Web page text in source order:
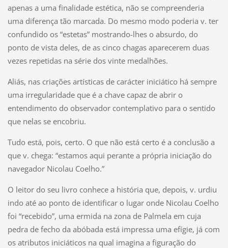
apenas a uma finalidade estética, não se compreenderia
uma diferença tão marcada. Do mesmo modo poderia v. ter
confundido os “estetas” mostrando-lhes o absurdo, do
ponto de vista deles, de as cinco chagas aparecerem duas
vezes repetidas na série dos vinte medalhões.
Aliás, nas criações artísticas de carácter iniciático há sempre
uma irregularidade que é a chave capaz de abrir o
entendimento do observador contemplativo para o sentido
que nelas se encobriu.
Tudo está, pois, certo. O que não está certo é a conclusão a
que v. chega: “estamos aqui perante a própria iniciação do
navegador Nicolau Coelho.”
O leitor do seu livro conhece a história que, depois, v. urdiu
indo até ao ponto de identificar o lugar onde Nicolau Coelho
foi “recebido”, uma ermida na zona de Palmela em cuja
pedra de fecho da abóbada está impressa uma efígie, já com
os atributos iniciáticos na qual imagina a figuração do